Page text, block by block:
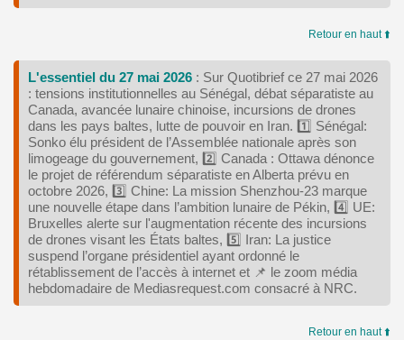
Retour en haut ⬆️
L'essentiel du 27 mai 2026 : Sur Quotibrief ce 27 mai 2026
: tensions institutionnelles au Sénégal, débat séparatiste au
Canada, avancée lunaire chinoise, incursions de drones
dans les pays baltes, lutte de pouvoir en Iran. 1️⃣ Sénégal:
Sonko élu président de l’Assemblée nationale après son
limogeage du gouvernement, 2️⃣ Canada : Ottawa dénonce
le projet de référendum séparatiste en Alberta prévu en
octobre 2026, 3️⃣ Chine: La mission Shenzhou‑23 marque
une nouvelle étape dans l’ambition lunaire de Pékin, 4️⃣ UE:
Bruxelles alerte sur l'augmentation récente des incursions
de drones visant les États baltes, 5️⃣ Iran: La justice
suspend l’organe présidentiel ayant ordonné le
rétablissement de l’accès à internet et 📌 le zoom média
hebdomadaire de Mediasrequest.com consacré à NRC.
Retour en haut ⬆️